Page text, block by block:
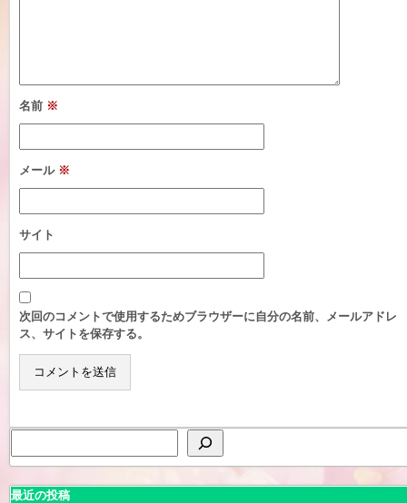
名前 ※
メール ※
サイト
次回のコメントで使用するためブラウザーに自分の名前、メールアドレ
ス、サイトを保存する。
最近の投稿